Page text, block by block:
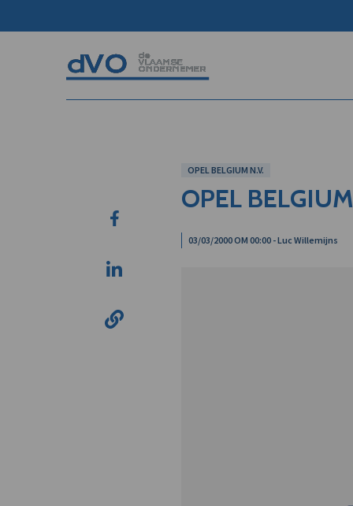
OPEL BELGIUM N.V.
OPEL
03/03/2000 OM 00:00 - Luc Willemijns